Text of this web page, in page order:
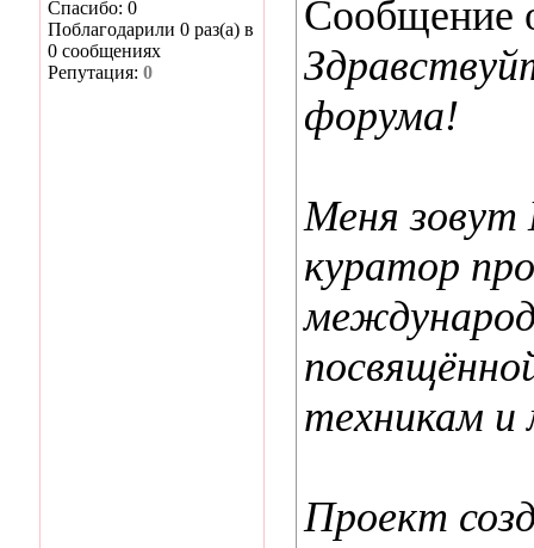
Спасибо: 0
Поблагодарили 0 раз(а) в
0 сообщениях
Репутация: 0
Сообщение
форума!
Меня зовут
куратор
техникам и
Проект